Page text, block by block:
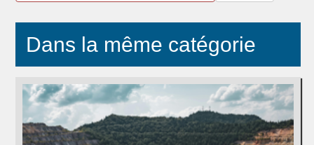
Dans la même catégorie